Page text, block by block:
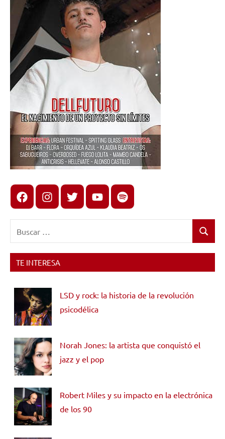
Roquero
Solitario,
Interstella,
Las
Forasteritas,
Mátame
Metatron
555
,
Mist,
PØLAR,
Rut
Sleep
Token
Vil
Veins
FacebookInstagram
X youtubespotify
Buscar
TE INTERESA
LSD y rock: la historia de la revolución
psicodélica
Norah Jones: la artista que conquistó el
jazz y el pop
Robert Miles y su impacto en la electrónica
de los 90